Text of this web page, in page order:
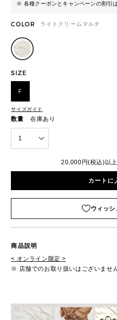
※ 各種クーポンとキャンペーンの割引
COLOR ライトクリームマルチ
SIZE
F
サイズガイド
数量 在庫あり
1
20,000円(税込)以
カートに
ウィッシ
商品説明
< オンライン限定 >
※ 店舗でのお取り扱いはございませ